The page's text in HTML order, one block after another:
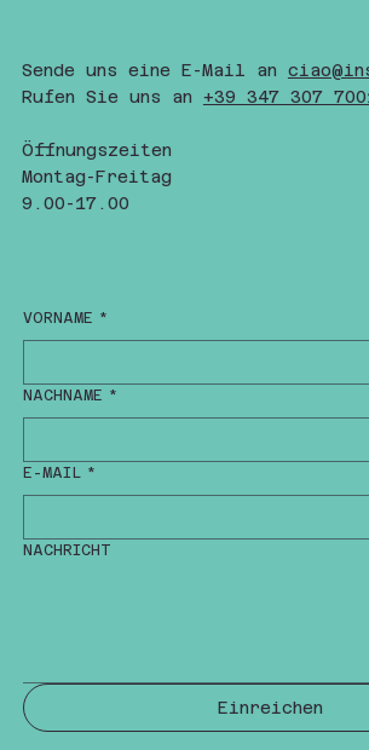
VORNAME *
NACHNAME *
E-MAIL *
NACHRICHT
Einreichen
Sende uns eine E-Mail an
Rufen Sie uns an +39 347 307
Öffnungszeiten
Montag-Freitag
9.00-17.00